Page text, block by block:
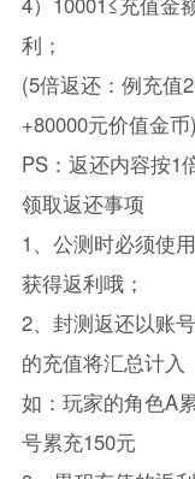
利；
(5倍返还：例充值
+80000元价值金币)
PS：返还内容按1
领取返还事项
1、公测时必须使
获得返利哦；
2、封测返还以账
的充值将汇总计入
如：玩家的角色A
号累充150元